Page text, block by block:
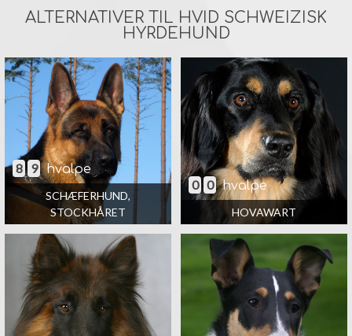
ALTERNATIVER TIL HVID SCHWEIZISK
HYRDEHUND
8 9 hvalpe
SCHÆFERHUND,
STOCKHÅRET
0 0 hvalpe
HOVAWART